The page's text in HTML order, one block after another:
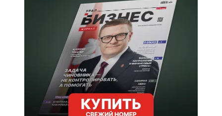
Тема номера